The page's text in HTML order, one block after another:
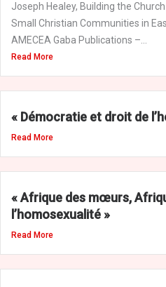
Joseph Healey, Building the
Small Christian Communities in
AMECEA Gaba Publications –...
Read More
« Démocratie et droit de
Read More
« Afrique des mœurs,
l’homosexualité »
Read More